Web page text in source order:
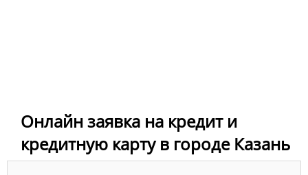
Онлайн заявка на кредит и
кредитную карту в городе Казань